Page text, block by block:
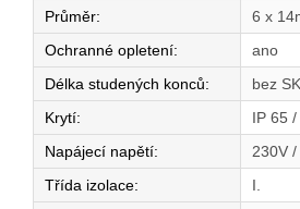
Průměr:
6 x
Ochranné opletení:
ano
Délka studených konců:
bez SK
Krytí:
IP 65 /
Napájecí napětí:
230V
Třída izolace:
I.